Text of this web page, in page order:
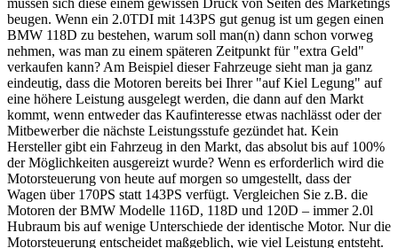
beugen. Wenn ein 2.0TDI mit 143PS gut genug ist um gegen einen
BMW 118D zu bestehen, warum soll man(n) dann schon vorweg
nehmen, was man zu einem späteren Zeitpunkt für "extra Geld"
verkaufen kann? Am Beispiel dieser Fahrzeuge sieht man ja ganz
eindeutig, dass die Motoren bereits bei Ihrer "auf Kiel Legung" auf
eine höhere Leistung ausgelegt werden, die dann auf den Markt
kommt, wenn entweder das Kaufinteresse etwas nachlässt oder der
Mitbewerber die nächste Leistungsstufe gezündet hat. Kein
Hersteller gibt ein Fahrzeug in den Markt, das absolut bis auf 100%
der Möglichkeiten ausgereizt wurde? Wenn es erforderlich wird die
Motorsteuerung von heute auf morgen so umgestellt, dass der
Wagen über 170PS statt 143PS verfügt. Vergleichen Sie z.B. die
Motoren der BMW Modelle 116D, 118D und 120D – immer 2.0l
Hubraum bis auf wenige Unterschiede der identische Motor. Nur die
Motorsteuerung entscheidet maßgeblich, wie viel Leistung entsteht.